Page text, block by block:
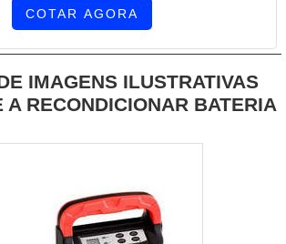
COTAR AGORA
IMAGENS ILUSTRATIVAS
A RECONDICIONAR BATERIA